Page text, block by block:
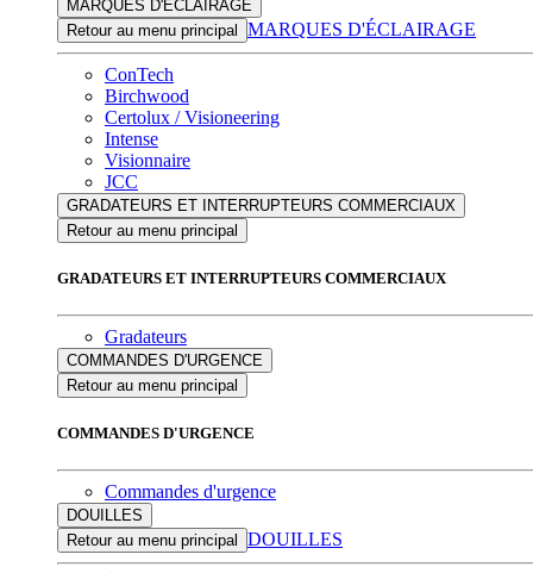
MARQUES D'ÉCLAIRAGE
Retour au menu principal
MARQUES D'ÉCLAIRAGE
ConTech
Birchwood
Certolux / Visioneering
Intense
Visionnaire
JCC
GRADATEURS ET INTERRUPTEURS COMMERCIAUX
Retour au menu principal
GRADATEURS ET INTERRUPTEURS COMMERCIAUX
Gradateurs
COMMANDES D'URGENCE
Retour au menu principal
COMMANDES D'URGENCE
Commandes d'urgence
DOUILLES
Retour au menu principal
DOUILLES